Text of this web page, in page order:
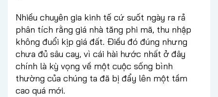
Nhiều chuyên gia kinh tế cứ suốt ngày ra rả
phân tích rằng giá nhà tăng phi mã, thu nhập
không đuổi kịp giá đất. Điều đó đúng nhưng
chưa đủ sâu cay, vì cái hài hước nhất ở đây
chính là kỳ vọng về một cuộc sống bình
thường của chúng ta đã bị đẩy lên một tầm
cao quá mới.